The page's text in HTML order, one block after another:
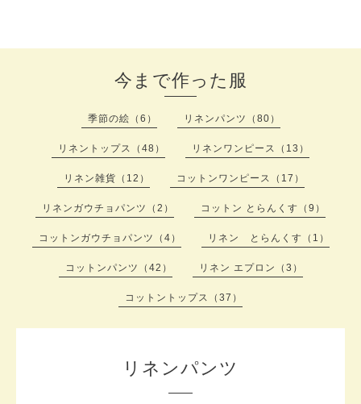
今まで作った服
季節の絵（6） リネンパンツ（80）
リネントップス（48） リネンワンピース（13）
リネン雑貨（12） コットンワンピース（17）
リネンガウチョパンツ（2） コットン とらんくす（9）
コットンガウチョパンツ（4） リネン とらんくす（1）
コットンパンツ（42） リネン エプロン（3）
コットントップス（37）
リネンパンツ